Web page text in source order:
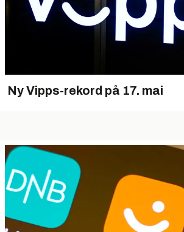
Ny Vipps-rekord på 17. mai